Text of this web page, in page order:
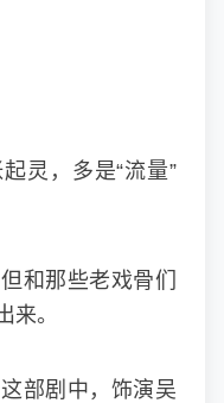
灵，多是“流量”
和那些老戏骨们
来。
部剧中，饰演吴